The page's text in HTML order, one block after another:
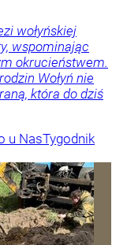
wołyńskiej
wspominając
okrucieństwem.
Wołyń nie
która do dziś
u NasTygodnik